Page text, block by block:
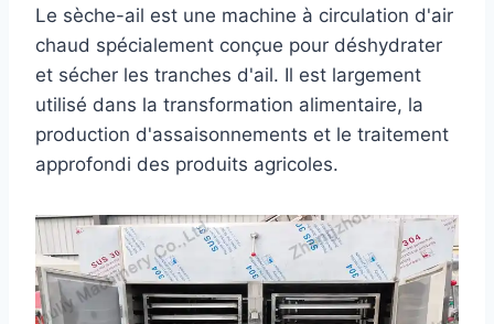
Le sèche-ail est une machine à circulation d'air
chaud spécialement conçue pour déshydrater
et sécher les tranches d'ail. Il est largement
utilisé dans la transformation alimentaire, la
production d'assaisonnements et le traitement
approfondi des produits agricoles.